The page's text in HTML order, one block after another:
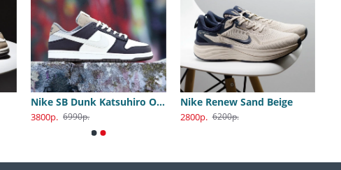
Nike SB Dunk Katsuhiro Otomo
3800р. 6990р.
Nike Renew Sand Beige
2800р. 6200р.